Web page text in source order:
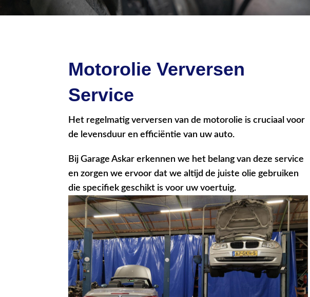
Motorolie Verversen
Service
Het regelmatig verversen van de motorolie is cruciaal voor
de levensduur en efficiëntie van uw auto.
Bij Garage Askar erkennen we het belang van deze service
en zorgen we ervoor dat we altijd de juiste olie gebruiken
die specifiek geschikt is voor uw voertuig.